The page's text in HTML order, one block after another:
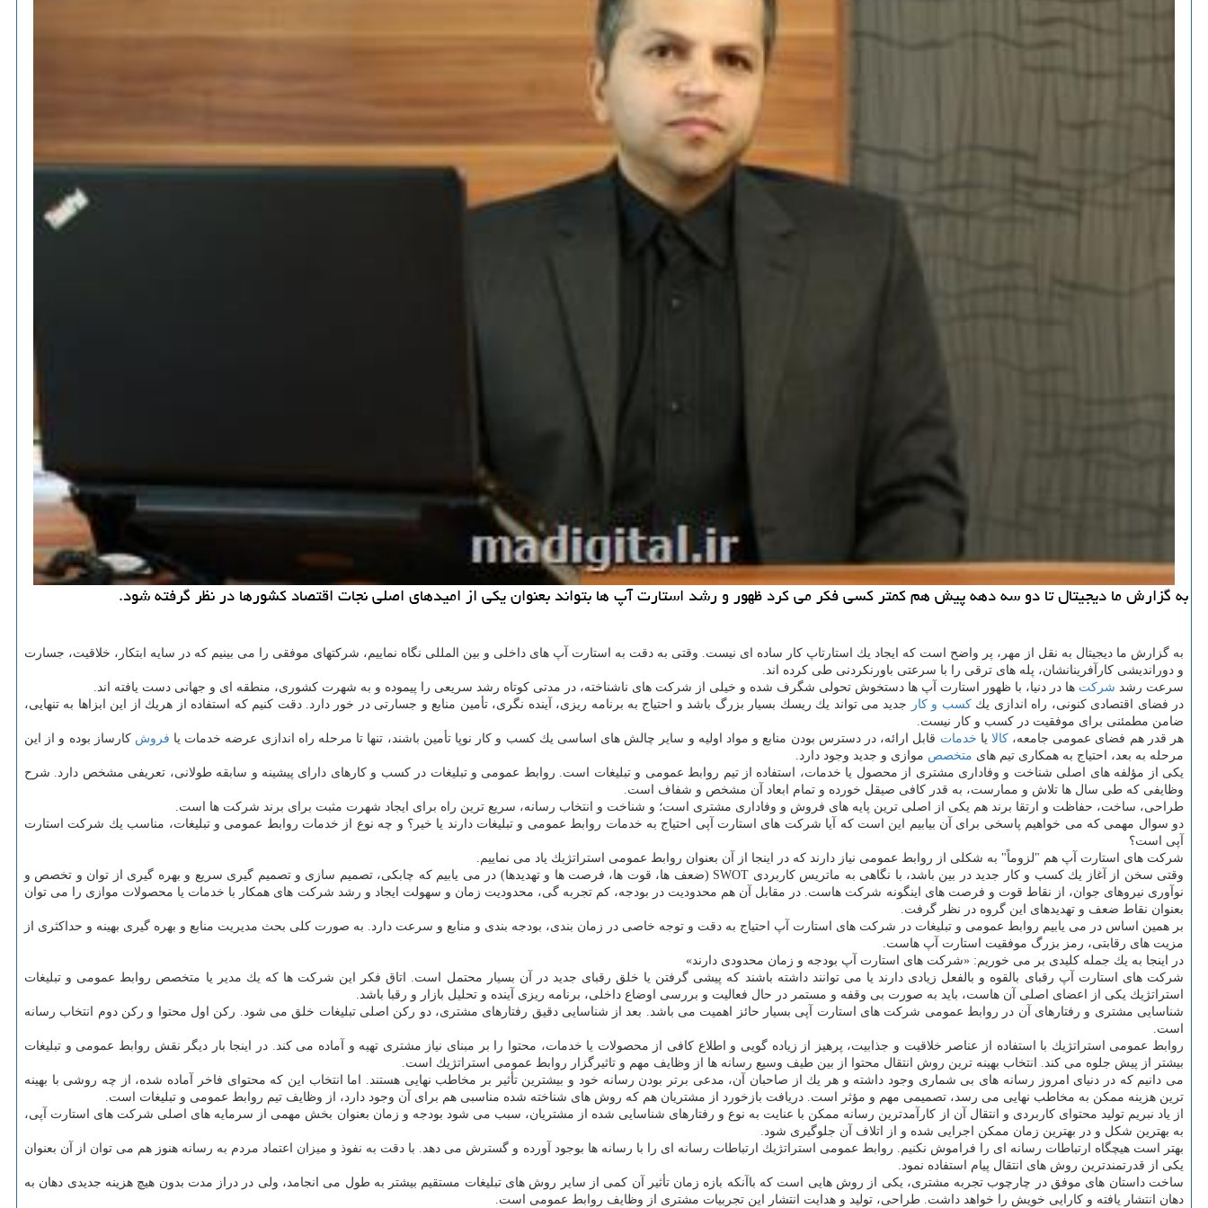
به گزارش ما دیجیتال تا دو سه دهه پیش هم كمتر كسی فكر می كرد ظهور و رشد استارت آپ ها بتواند بعنوان یكی از امیدهای اصلی نجات اقتصاد كشورها در نظر گرفته شود.
به گزارش ما دیجیتال به نقل از مهر، پر واضح است كه ایجاد یك استارتاپ كار ساده ای نیست. وقتی به دقت به استارت آپ های داخلی و بین المللی نگاه نماییم، شركتهای موفقی را می بینیم كه در سایه ابتكار، خلاقیت، جسارت
و دوراندیشی كارآفرینانشان، پله های ترقی را با سرعتی باورنكردنی طی كرده اند.
سرعت رشد شركت ها در دنیا، با ظهور استارت آپ ها دستخوش تحولی شگرف شده و خیلی از شركت های ناشناخته، در مدتی كوتاه رشد سریعی را پیموده و به شهرت كشوری، منطقه ای و جهانی دست یافته اند.
در فضای اقتصادی كنونی، راه اندازی یككسب و كار
جدید می تواند یك ریسك بسیار بزرگ باشد و احتیاج به برنامه ریزی، آینده نگری، تأمین منابع و جسارتی در خور دارد. دقت كنیم كه استفاده از هریك از این ابزاها به تنهایی،
ضامن مطمئنی برای موفقیت در كسب و كار نیست.
هر قدر هم فضای عمومی جامعه،كالا یا خدمات قابل ارائه، در دسترس بودن منابع و مواد اولیه و سایر چالش های اساسی یك كسب و كار نوپا تأمین باشند، تنها تا مرحله راه اندازی عرضه خدمات یا فروش كارساز بوده و از این
مرحله به بعد، احتیاج به همكاری تیم های متخصص موازی و جدید وجود دارد.
یكی از مؤلفه های اصلی شناخت و وفاداری مشتری از محصول یا خدمات، استفاده از تیم روابط عمومی و تبلیغات است. روابط عمومی و تبلیغات در كسب و كارهای دارای پیشینه و سابقه طولانی، تعریفی مشخص دارد. شرح
وظایفی كه طی سال ها تلاش و ممارست، به قدر كافی صیقل خورده و تمام ابعاد آن مشخص و شفاف است.
طراحی، ساخت، حفاظت و ارتقا برند هم یكی از اصلی ترین پایه های فروش و وفاداری مشتری است؛ و شناخت و انتخاب رسانه، سریع ترین راه برای ایجاد شهرت مثبت برای برند شركت ها است.
دو سوال مهمی كه می خواهیم پاسخی برای آن بیابیم این است كه آیا شركت های استارت آپی احتیاج به خدمات روابط عمومی و تبلیغات دارند یا خیر؟ و چه نوع از خدمات روابط عمومی و تبلیغات، مناسب یك شركت استارت
آپی است؟
شركت های استارت آپ هم "لزوماً" به شكلی از روابط عمومی نیاز دارند كه در اینجا از آن بعنوان روابط عمومی استراتژیك یاد می نماییم.
وقتی سخن از آغاز یك كسب و كار جدید در بین باشد، با نگاهی به ماتریس كاربردی SWOT (ضعف ها، قوت ها، فرصت ها و تهدیدها) در می یابیم كه چابكی، تصمیم سازی و تصمیم گیری سریع و بهره گیری از توان و تخصص و
نوآوری نیروهای جوان، از نقاط قوت و فرصت های اینگونه شركت هاست. در مقابل آن هم محدودیت در بودجه، كم تجربه گی، محدودیت زمان و سهولت ایجاد و رشد شركت های همكار با خدمات یا محصولات موازی را می توان
بعنوان نقاط ضعف و تهدیدهای این گروه در نظر گرفت.
بر همین اساس در می یابیم روابط عمومی و تبلیغات در شركت های استارت آپ احتیاج به دقت و توجه خاصی در زمان بندی، بودجه بندی و منابع و سرعت دارد. به صورت كلی بحث مدیریت منابع و بهره گیری بهینه و حداكثری از
مزیت های رقابتی، رمز بزرگ موفقیت استارت آپ هاست.
در اینجا به یك جمله كلیدی بر می خوریم: «شركت های استارت آپ بودجه و زمان محدودی دارند»
شركت های استارت آپ رقبای بالقوه و بالفعل زیادی دارند یا می توانند داشته باشند كه پیشی گرفتن یا خلق رقبای جدید در آن بسیار محتمل است. اتاق فكر این شركت ها كه یك مدیر یا متخصص روابط عمومی و تبلیغات
استراتژیك یكی از اعضای اصلی آن هاست، باید به صورت بی وقفه و مستمر در حال فعالیت و بررسی اوضاع داخلی، برنامه ریزی آینده و تحلیل بازار و رقبا باشد.
شناسایی مشتری و رفتارهای آن در روابط عمومی شركت های استارت آپی بسیار حائز اهمیت می باشد. بعد از شناسایی دقیق رفتارهای مشتری، دو ركن اصلی تبلیغات خلق می شود. ركن اول محتوا و ركن دوم انتخاب رسانه
است.
روابط عمومی استراتژیك با استفاده از عناصر خلاقیت و جذابیت، پرهیز از زیاده گویی و اطلاع كافی از محصولات یا خدمات، محتوا را بر مبنای نیاز مشتری تهیه و آماده می كند. در اینجا بار دیگر نقش روابط عمومی و تبلیغات
بیشتر از پیش جلوه می كند. انتخاب بهینه ترین روش انتقال محتوا از بین طیف وسیع رسانه ها از وظایف مهم و تاثیرگزار روابط عمومی استراتژیك است.
می دانیم كه در دنیای امروز رسانه های بی شماری وجود داشته و هر یك از صاحبان آن، مدعی برتر بودن رسانه خود و بیشترین تأثیر بر مخاطب نهایی هستند. اما انتخاب این كه محتوای فاخر آماده شده، از چه روشی با بهینه
ترین هزینه ممكن به مخاطب نهایی می رسد، تصمیمی مهم و مؤثر است. دریافت بازخورد از مشتریان هم كه روش های شناخته شده مناسبی هم برای آن وجود دارد، از وظایف تیم روابط عمومی و تبلیغات است.
از یاد نبریم تولید محتوای كاربردی و انتقال آن از كارآمدترین رسانه ممكن با عنایت به نوع و رفتارهای شناسایی شده از مشتریان، سبب می شود بودجه و زمان بعنوان بخش مهمی از سرمایه های اصلی شركت های استارت آپی،
به بهترین شكل و در بهترین زمان ممكن اجرایی شده و از اتلاف آن جلوگیری شود.
بهتر است هیچگاه ارتباطات رسانه ای را فراموش نكنیم. روابط عمومی استراتژیك ارتباطات رسانه ای را با رسانه ها بوجود آورده و گسترش می دهد. با دقت به نفوذ و میزان اعتماد مردم به رسانه هنوز هم می توان از آن بعنوان
یكی از قدرتمندترین روش های انتقال پیام استفاده نمود.
ساخت داستان های موفق در چارچوب تجربه مشتری، یكی از روش هایی است كه باآنكه بازه زمان تأثیر آن كمی از سایر روش های تبلیغات مستقیم بیشتر به طول می انجامد، ولی در دراز مدت بدون هیچ هزینه جدیدی دهان به
دهان انتشار یافته و كارایی خویش را خواهد داشت. طراحی، تولید و هدایت انتشار این تجربیات مشتری از وظایف روابط عمومی است.